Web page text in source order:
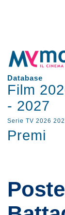
Database
Film
- 2027
Serie TV 2026
Premi